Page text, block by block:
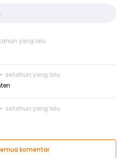
yang lalu
setahun yang lalu
setahun yang lalu
komentar